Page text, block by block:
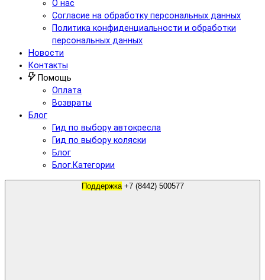
О нас
Согласие на обработку персональных данных
Политика конфиденциальности и обработки
персональных данных
Новости
Контакты
Помощь
Оплата
Возвраты
Блог
Гид по выбору автокресла
Гид по выбору коляски
Блог
Блог.Категории
Поддержка +7 (8442) 500577